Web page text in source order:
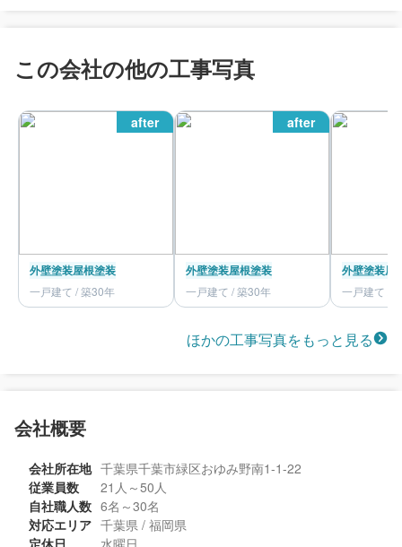
この会社の他の工事写真
after
外壁塗装屋根塗装
一戸建て / 築30年
after
外壁塗装屋根塗装
一戸建て / 築30年
外壁塗装屋
一戸建て /
ほかの工事写真をもっと見る
会社概要
会社所在地 千葉県千葉市緑区おゆみ野南1-1-22
従業員数
21人～50人
自社職人数 6名～30名
対応エリア 千葉県 / 福岡県